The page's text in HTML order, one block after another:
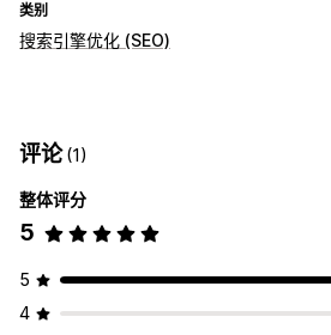
类别
搜索引擎优化 (SEO)
速度分析
评论(1)
整体评分
5
5
4